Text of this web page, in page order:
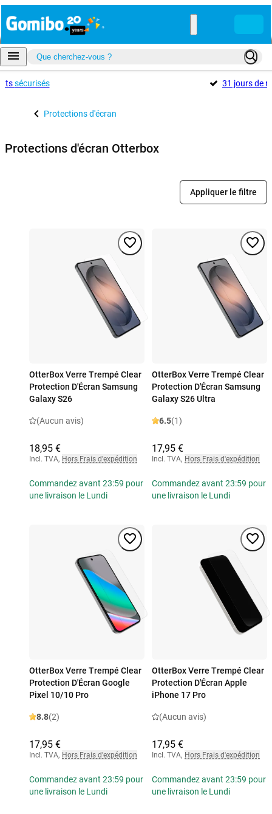
sécurisés 31 jours de
Protections d'écran
Protections d'écran Otterbox
Appliquer le filtre
OtterBox Verre Trempé Clear
Protection D'Écran Samsung
Galaxy S26
(Aucun avis)
18,95 €
Incl. TVA, Hors Frais d'expédition
Commandez avant 23:59 pour
une livraison le Lundi
OtterBox Verre Trempé Clear
Protection D'Écran Samsung
Galaxy S26 Ultra
6.5(1)
17,95 €
Incl. TVA, Hors Frais d'expédition
Commandez avant 23:59 pour
une livraison le Lundi
OtterBox Verre Trempé Clear
Protection D'Écran Google
Pixel 10/10 Pro
8.8(2)
17,95 €
Incl. TVA, Hors Frais d'expédition
Commandez avant 23:59 pour
une livraison le Lundi
OtterBox Verre Trempé Clear
Protection D'Écran Apple
iPhone 17 Pro
(Aucun avis)
17,95 €
Incl. TVA, Hors Frais d'expédition
Commandez avant 23:59 pour
une livraison le Lundi